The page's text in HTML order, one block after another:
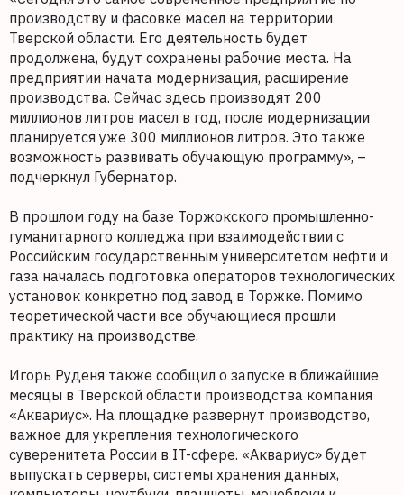
производству и фасовке масел на территории
Тверской области. Его деятельность будет
продолжена, будут сохранены рабочие места. На
предприятии начата модернизация, расширение
производства. Сейчас здесь производят 200
миллионов литров масел в год, после модернизации
планируется уже 300 миллионов литров. Это также
возможность развивать обучающую программу», –
подчеркнул Губернатор.
В прошлом году на базе Торжокского промышленно-
гуманитарного колледжа при взаимодействии с
Российским государственным университетом нефти и
газа началась подготовка операторов технологических
установок конкретно под завод в Торжке. Помимо
теоретической части все обучающиеся прошли
практику на производстве.
Игорь Руденя также сообщил о запуске в ближайшие
месяцы в Тверской области производства компания
«Аквариус». На площадке развернут производство,
важное для укрепления технологического
суверенитета России в IT-сфере. «Аквариус» будет
выпускать серверы, системы хранения данных,